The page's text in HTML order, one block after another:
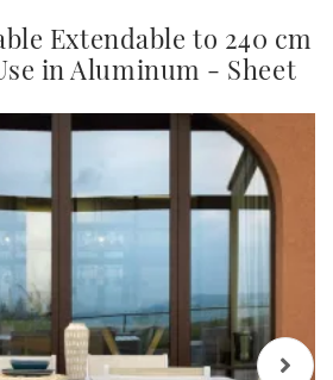
Extendable to 240 cm
in Aluminum - Sheet